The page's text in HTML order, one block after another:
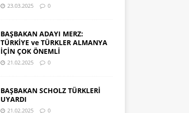
23.03.2025 0
BAŞBAKAN ADAYI MERZ:
TÜRKİYE ve TÜRKLER ALMANYA
İÇİN ÇOK ÖNEMLİ
21.02.2025 0
BAŞBAKAN SCHOLZ TÜRKLERİ
UYARDI
21.02.2025 0